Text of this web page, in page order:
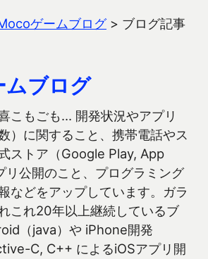
ゲームブログ> ブログ記事
ブログ
こもごも… 開発状況やアプリ
）に関すること、携帯電話やス
ストア（Google Play, App
公開のこと、プログラミング
などをアップしています。ガラ
これ20年以上継続しているブ
（java）や iPhone開発
C, C++ によるiOSアプリ開